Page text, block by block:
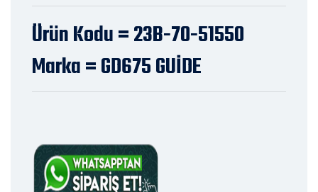
Ürün Kodu = 23B-70-51550
Marka = GD675 GUİDE